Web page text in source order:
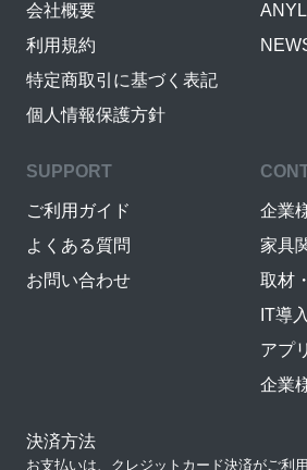
会社概要
利用規約
特定商取引に基づく表記
個人情報保護方針
SUPPORT
ご利用ガイド
よくある質問
お問い合わせ
企業
家具
取材
IT導
アプ
企業
決済方法
お支払いは、クレジットカード決済がご利